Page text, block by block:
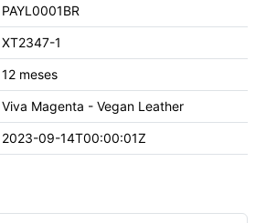
PAYL0001BR
XT2347-1
12 meses
Viva Magenta - Vegan Leather
2023-09-14T00:00:01Z